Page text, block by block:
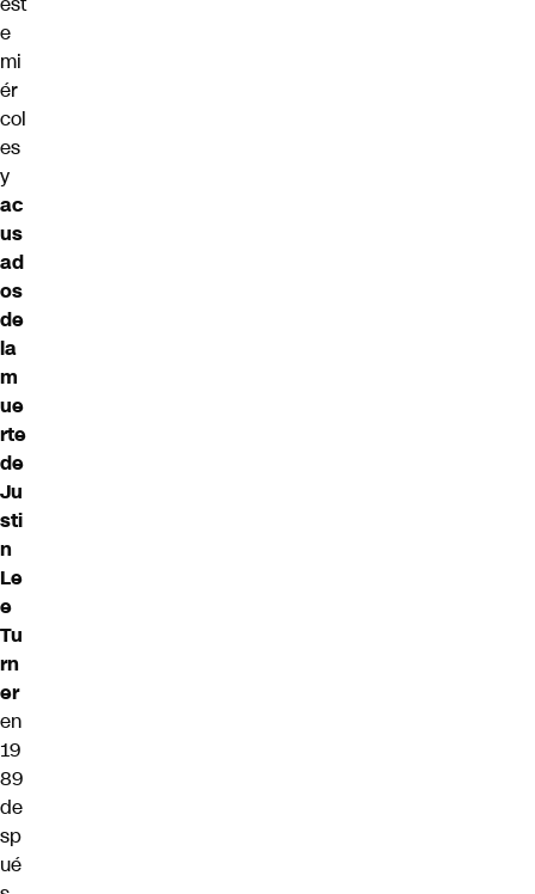
e
mi
ér
col
es
y
ac
us
ad
os
​​de
la
m
ue
rte
de
Ju
sti
n
Le
e
Tu
rn
er
en
19
89
de
sp
ué